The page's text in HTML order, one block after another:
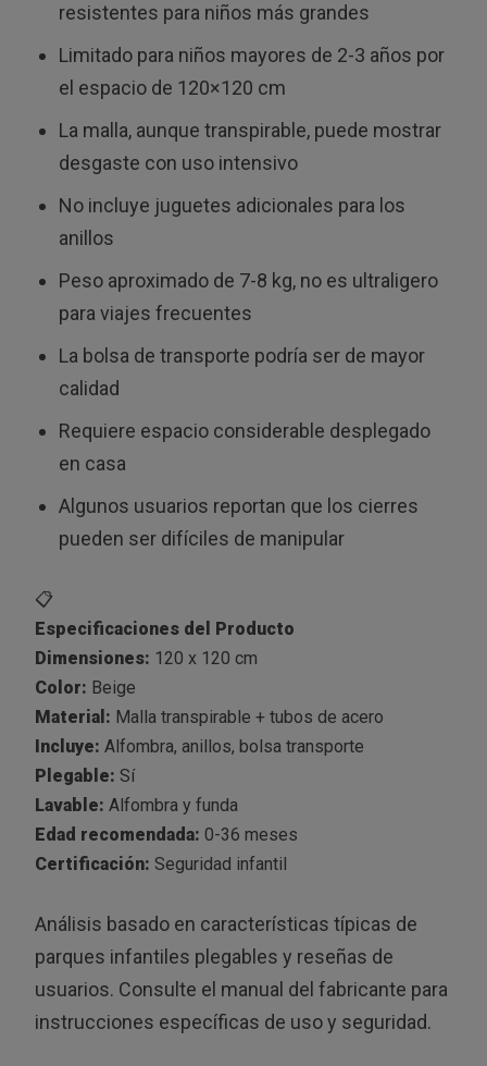
resistentes para niños más grandes
Limitado para niños mayores de 2-3 años por
el espacio de 120×120 cm
La malla, aunque transpirable, puede mostrar
desgaste con uso intensivo
No incluye juguetes adicionales para los
anillos
Peso aproximado de 7-8 kg, no es ultraligero
para viajes frecuentes
La bolsa de transporte podría ser de mayor
calidad
Requiere espacio considerable desplegado
en casa
Algunos usuarios reportan que los cierres
pueden ser difíciles de manipular
📋
Especificaciones del Producto
Dimensiones: 120 x 120 cm
Color: Beige
Material: Malla transpirable + tubos de acero
Incluye: Alfombra, anillos, bolsa transporte
Plegable: Sí
Lavable: Alfombra y funda
Edad recomendada: 0-36 meses
Certificación: Seguridad infantil
Análisis basado en características típicas de
parques infantiles plegables y reseñas de
usuarios. Consulte el manual del fabricante para
instrucciones específicas de uso y seguridad.